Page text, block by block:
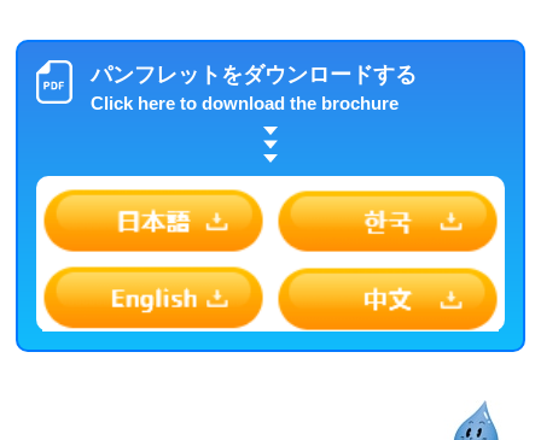
パンフレットをダウンロードする
Click here to download the brochure